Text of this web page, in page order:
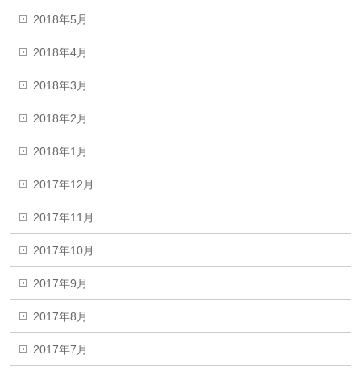
2018年5月
2018年4月
2018年3月
2018年2月
2018年1月
2017年12月
2017年11月
2017年10月
2017年9月
2017年8月
2017年7月